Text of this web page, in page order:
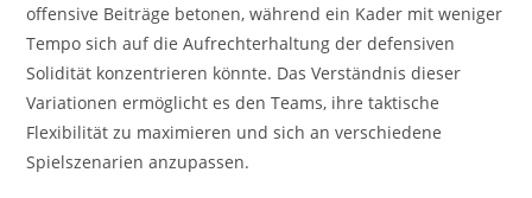
offensive Beiträge betonen, während ein Kader mit weniger
Tempo sich auf die Aufrechterhaltung der defensiven
Solidität konzentrieren könnte. Das Verständnis dieser
Variationen ermöglicht es den Teams, ihre taktische
Flexibilität zu maximieren und sich an verschiedene
Spielszenarien anzupassen.